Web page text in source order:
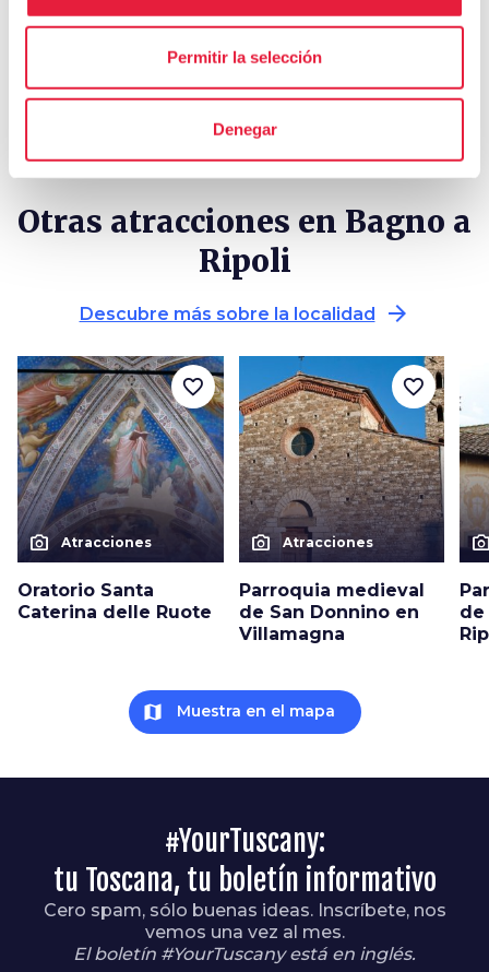
Permitir la selección
Denegar
Guías y mapas
Otras atracciones en Bagno a
Ripoli
Descubre más sobre la localidad arrow_forward
photo_camera Atracciones
Oratorio Santa
Caterina delle Ruote
favorite_border
photo_camera Atracciones
Parroquia medieval
de San Donnino en
Villamagna
favorite_border
de
map Muestra en el mapa
#YourTuscany:
tu Toscana, tu boletín informativo
Cero spam, sólo buenas ideas. Inscríbete, nos
vemos una vez al mes.
El boletín #YourTuscany está en inglés.